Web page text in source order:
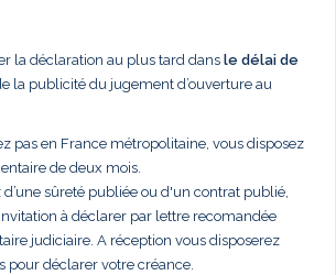
la déclaration au plus tard dans le délai de
la publicité du jugement d’ouverture au
pas en France métropolitaine, vous disposez
de deux mois.
d’une sûreté publiée ou d'un contrat publié,
à déclarer par lettre recomandée
judiciaire. A réception vous disposerez
pour déclarer votre créance.